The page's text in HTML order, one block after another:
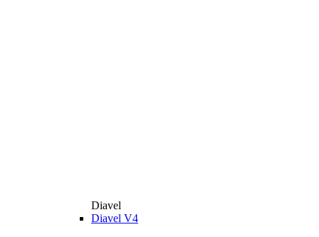
Diavel
Diavel V4